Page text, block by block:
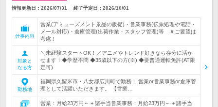
情報更新日：2026/07/31 終了予定日： 2026/10/01
仕事内容
営業(アミューズメント景品の販促)・営業事務(伝票処理や電話・
メール対応)・倉庫管理(出荷作業・スタッフ管理)等 ＃ご要望は
考慮！
対象と
なる方
＼未経験スタートOK！／アニメやトレンド好きなら存分に活か
せます！◆学歴不問 ◆35歳以下の方(※) ◆要普通運転免許(AT限
定可)
勤務地
福岡県久留米市・八女郡広川町で勤務！ 営業or営業事務or倉庫管
理として活躍いただきます。 【営業…
営業：月給23万円～ + 諸手当営業事務：月給23万円～ + 諸手当